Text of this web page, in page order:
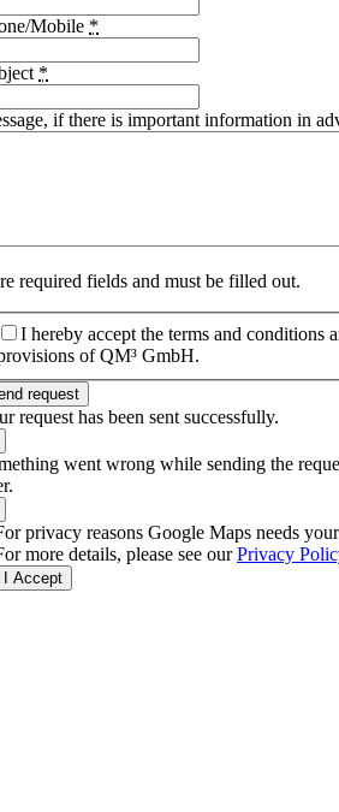
Mobile *
*
if there is important information in
required fields and must be filled out.
I hereby accept the terms and conditions
of QM³ GmbH.
request
request has been sent successfully.
went wrong while sending the
privacy reasons Google Maps needs
more details, please see ourPrivacy
I Accept